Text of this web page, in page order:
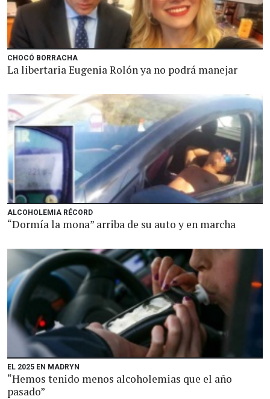
CHOCÓ BORRACHA
La libertaria Eugenia Rolón ya no podrá manejar
ALCOHOLEMIA RÉCORD
“Dormía la mona” arriba de su auto y en marcha
EL 2025 EN MADRYN
“Hemos tenido menos alcoholemias que el año
pasado”